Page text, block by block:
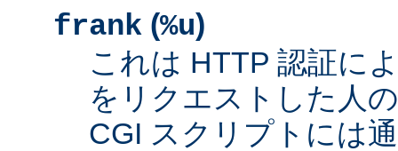
frank (%u)
これは HTTP 認証に
をリクエストした人
CGI スクリプトには